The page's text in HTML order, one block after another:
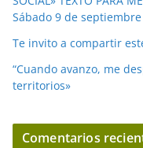
Sábado 9 de
Te invito a compartir
“Cuando avanzo, me
territorios»
Comentarios